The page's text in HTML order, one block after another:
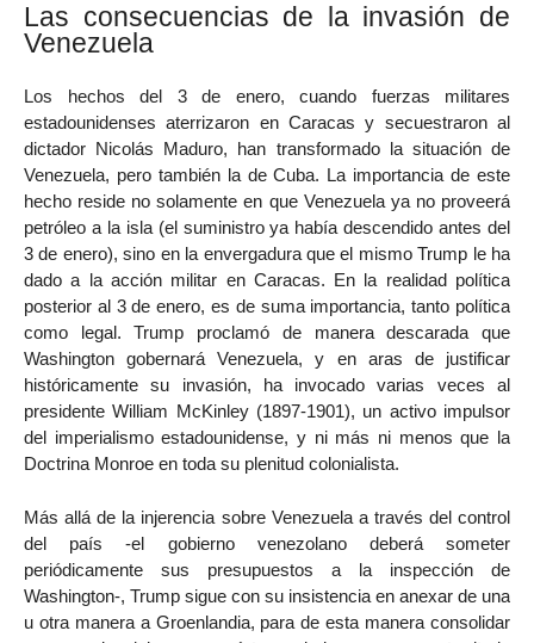
Las consecuencias de la invasión de
Venezuela
Los hechos del 3 de enero, cuando fuerzas militares
estadounidenses aterrizaron en Caracas y secuestraron al
dictador Nicolás Maduro, han transformado la situación de
Venezuela, pero también la de Cuba. La importancia de este
hecho reside no solamente en que Venezuela ya no proveerá
petróleo a la isla (el suministro ya había descendido antes del
3 de enero), sino en la envergadura que el mismo Trump le ha
dado a la acción militar en Caracas. En la realidad política
posterior al 3 de enero, es de suma importancia, tanto política
como legal. Trump proclamó de manera descarada que
Washington gobernará Venezuela, y en aras de justificar
históricamente su invasión, ha invocado varias veces al
presidente William McKinley (1897-1901), un activo impulsor
del imperialismo estadounidense, y ni más ni menos que la
Doctrina Monroe en toda su plenitud colonialista.
Más allá de la injerencia sobre Venezuela a través del control
del país -el gobierno venezolano deberá someter
periódicamente sus presupuestos a la inspección de
Washington-, Trump sigue con su insistencia en anexar de una
u otra manera a Groenlandia, para de esta manera consolidar